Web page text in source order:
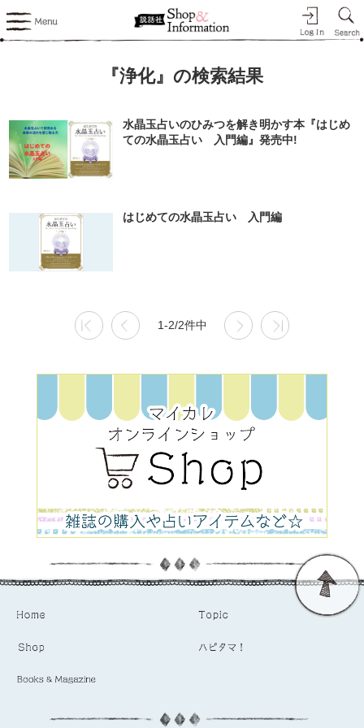
『浄化』の検索結果
水晶玉占いのひみつを解き明かす本『はじめ
ての水晶玉占い 入門編』発売中!
はじめての水晶玉占い 入門編
1-2/2件中